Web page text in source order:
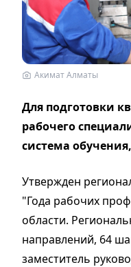
Акимат Алматы
Для подготовки
рабочего
система
Утвержден
"Года рабочих
области.
направлений, 64
заместитель